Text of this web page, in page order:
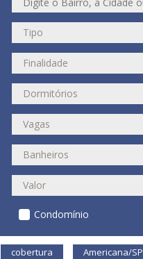
Condomínio
cobertura
Americana/SP